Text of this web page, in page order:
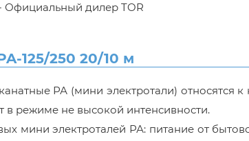
дилер TOR
125/250 20/10 м
РА (мини электротали) относятся
в режиме не высокой интенсивности.
мини электроталей РА: питание от